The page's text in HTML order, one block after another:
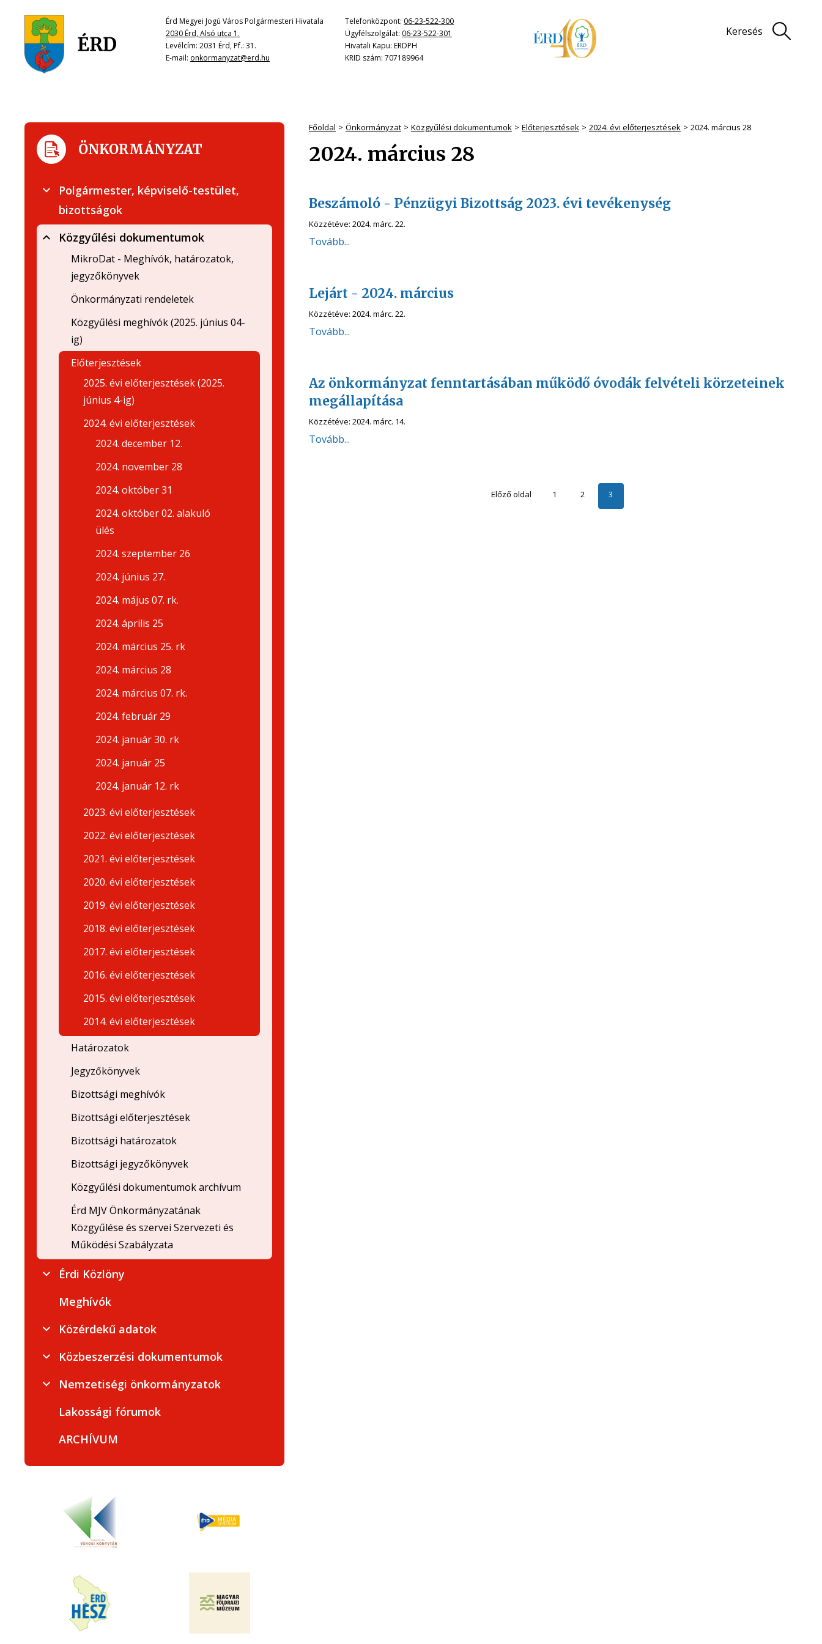
Érd Megyei Jogú Város Polgármesteri Hivatala
2030 Érd, Alsó utca 1.
Levélcím: 2031 Érd, Pf.: 31.
E-mail: onkormanyzat@erd.hu
Telefonközpont: 06-23-522-300
Ügyfélszolgálat: 06-23-522-301
Hivatali Kapu: ERDPH
KRID szám: 707189964
Keresés
Főoldal Önkormányzat Közgyűlési dokumentumok Előterjesztések 2024. évi előterjesztések 2024. március 28
2024. március 28
Beszámoló - Pénzügyi Bizottság 2023. évi tevékenység
Közzétéve: 2024. márc. 22.
Tovább...
Lejárt - 2024. március
Közzétéve: 2024. márc. 22.
Tovább...
Az önkormányzat fenntartásában működő óvodák felvételi körzeteinek
megállapítása
Közzétéve: 2024. márc. 14.
Tovább...
Előző oldal 1 2 3
ÖNKORMÁNYZAT
Polgármester, képviselő-testület,
bizottságok
Közgyűlési dokumentumok
MikroDat - Meghívók, határozatok,
jegyzőkönyvek
Önkormányzati rendeletek
Közgyűlési meghívók (2025. június 04-
ig)
Előterjesztések
2025. évi előterjesztések (2025.
június 4-ig)
2024. évi előterjesztések
2024. december 12.
2024. november 28
2024. október 31
2024. október 02. alakuló
ülés
2024. szeptember 26
2024. június 27.
2024. május 07. rk.
2024. április 25
2024. március 25. rk
2024. március 28
2024. március 07. rk.
2024. február 29
2024. január 30. rk
2024. január 25
2024. január 12. rk
2023. évi előterjesztések
2022. évi előterjesztések
2021. évi előterjesztések
2020. évi előterjesztések
2019. évi előterjesztések
2018. évi előterjesztések
2017. évi előterjesztések
2016. évi előterjesztések
2015. évi előterjesztések
2014. évi előterjesztések
Határozatok
Jegyzőkönyvek
Bizottsági meghívók
Bizottsági előterjesztések
Bizottsági határozatok
Bizottsági jegyzőkönyvek
Közgyűlési dokumentumok archívum
Érd MJV Önkormányzatának
Közgyűlése és szervei Szervezeti és
Működési Szabályzata
Érdi Közlöny
Meghívók
Közérdekű adatok
Közbeszerzési dokumentumok
Nemzetiségi önkormányzatok
Lakossági fórumok
ARCHÍVUM